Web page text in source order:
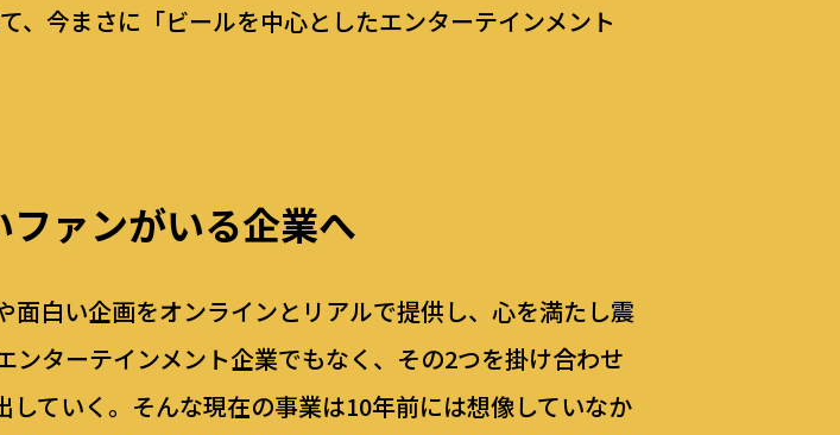
、今まさに「ビールを中心としたエンターテインメント
ファンがいる企業へ
白い企画をオンラインとリアルで提供し、心を満たし震
ターテインメント企業でもなく、その2つを掛け合わせ
ていく。そんな現在の事業は10年前には想像していなか